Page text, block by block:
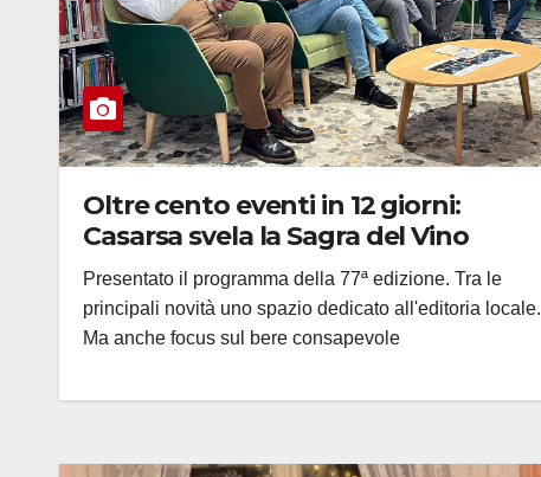
Oltre cento eventi in 12 giorni:
Casarsa svela la Sagra del Vino
Presentato il programma della 77ª edizione. Tra le
principali novità uno spazio dedicato all'editoria locale.
Ma anche focus sul bere consapevole